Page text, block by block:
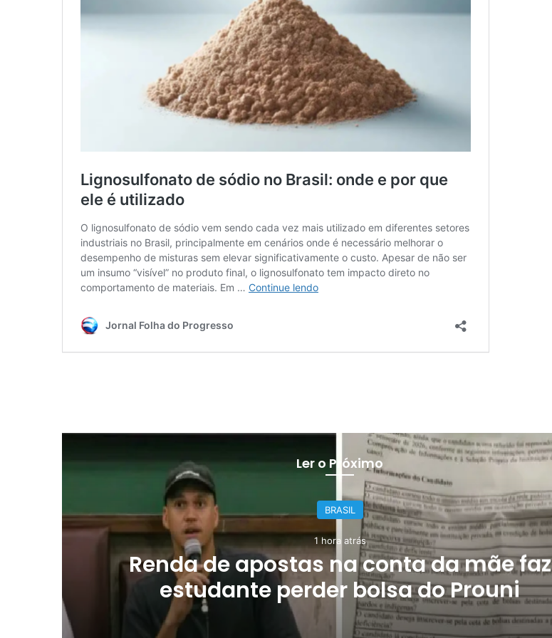
Ler o Próximo
BRASIL
1 hora atrás
Renda de apostas na conta da mãe faz
estudante perder bolsa do Prouni